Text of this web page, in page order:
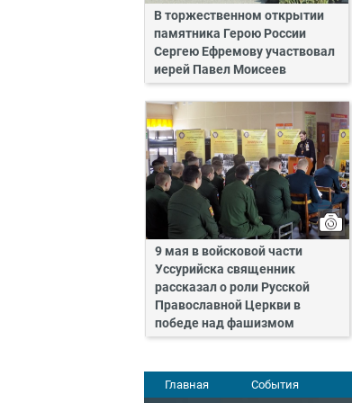
В торжественном открытии
памятника Герою России
Сергею Ефремову участвовал
иерей Павел Моисеев
9 мая в войсковой части
Уссурийска священник
рассказал о роли Русской
Православной Церкви в
победе над фашизмом
Главная События